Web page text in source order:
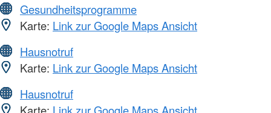
Gesundheitsprogramme
Karte: Link zur Google Maps Ansicht
Hausnotruf
Karte: Link zur Google Maps Ansicht
Hausnotruf
Karte: Link zur Google Maps Ansicht